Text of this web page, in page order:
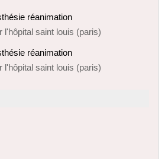
réanimation
l'hôpital saint louis (paris)
réanimation
l'hôpital saint louis (paris)